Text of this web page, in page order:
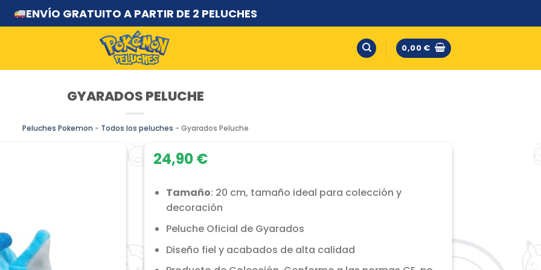
ENVÍO GRATUITO A PARTIR DE 2 PELUCHES
0,00 €
GYARADOS PELUCHE
Peluches Pokemon - Todos los peluches - Gyarados Peluche
24,90€
Tamaño: 20 cm, tamaño ideal para colección y
decoración
Peluche Oficial de Gyarados
Diseño fiel y acabados de alta calidad